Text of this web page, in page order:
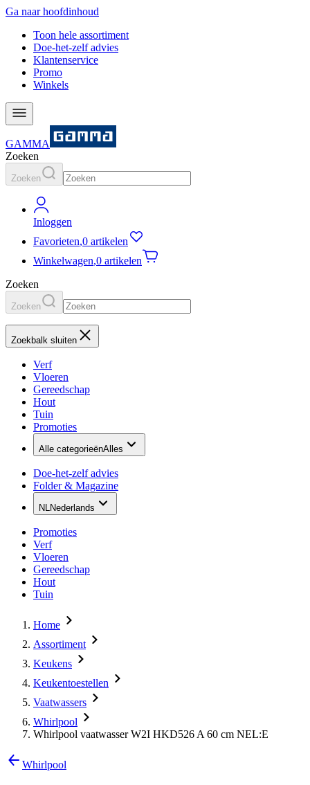
Ga naar hoofdinhoud
Toon hele assortiment
Doe-het-zelf advies
Klantenservice
Promo
Winkels
GAMMA
Zoeken
Zoeken
Inloggen
Favorieten,0 artikelen
Winkelwagen,0 artikelen
Zoeken
Zoeken
Zoekbalk sluiten
Verf
Vloeren
Gereedschap
Hout
Tuin
Promoties
Alle categorieënAlles
Doe-het-zelf advies
Folder & Magazine
NLNederlands
Promoties
Verf
Vloeren
Gereedschap
Hout
Tuin
Home
Assortiment
Keukens
Keukentoestellen
Vaatwassers
Whirlpool
Whirlpool vaatwasser W2I HKD526 A 60 cm NEL:E
Whirlpool